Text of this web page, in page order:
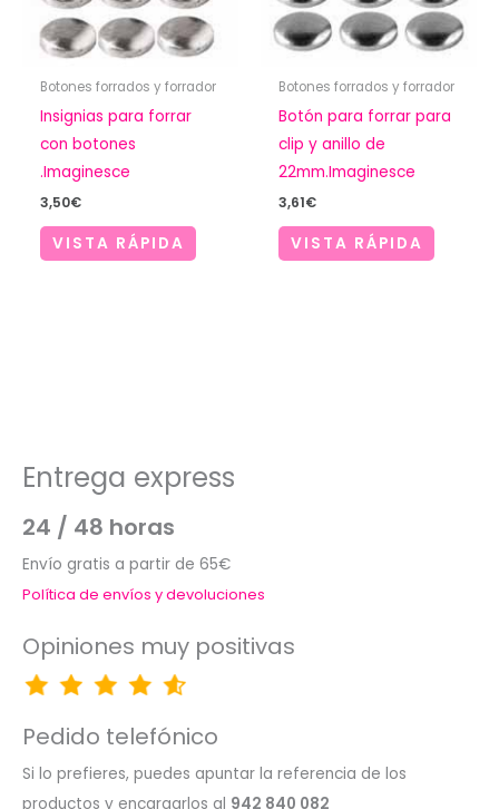
Botones forrados y forrador
Insignias para forrar
con botones
.Imaginesce
3,50€
VISTA RÁPIDA
Botones forrados y forrador
Botón para forrar para
clip y anillo de
22mm.Imaginesce
3,61€
VISTA RÁPIDA
Entrega express
24 / 48 horas
Envío gratis a partir de 65€
Política de envíos y devoluciones
Opiniones muy positivas
Pedido telefónico
Si lo prefieres, puedes apuntar la referencia de los
productos y encargarlos al 942 840 082